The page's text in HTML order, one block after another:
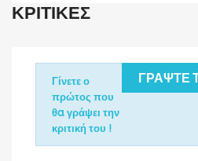
ΚΡΙΤΙΚΈΣ
ΓΡΆΨΤΕ
Γίνετε ο
πρώτος που
θα γράψει την
κριτική του !